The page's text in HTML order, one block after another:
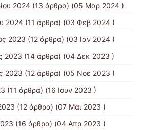
2024 (13 άρθρα) (05 Μαρ 2024 )
2024 (11 άρθρα) (03 Φεβ 2024 )
2023 (12 άρθρα) (03 Ιαν 2024 )
2023 (14 άρθρα) (04 Δεκ 2023 )
2023 (12 άρθρα) (05 Νοε 2023 )
(11 άρθρα) (16 Ιουν 2023 )
(12 άρθρα) (07 Μάι 2023 )
(16 άρθρα) (04 Απρ 2023 )